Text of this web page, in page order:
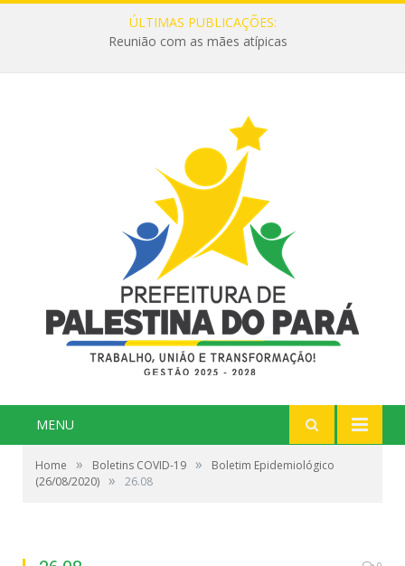
ÚLTIMAS PUBLICAÇÕES:
Reunião com as mães atípicas
MENU
Home » Boletins COVID-19 »
Boletim Epidemiológico
(26/08/2020) » 26.08